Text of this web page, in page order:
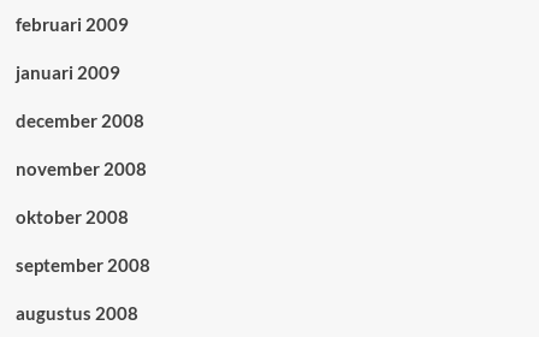
februari 2009
januari 2009
december 2008
november 2008
oktober 2008
september 2008
augustus 2008